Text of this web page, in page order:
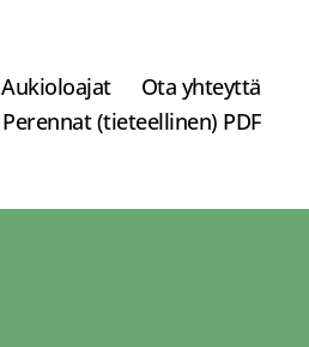
Aukioloajat
Ota yhteyttä
Perennat (tieteellinen) PDF